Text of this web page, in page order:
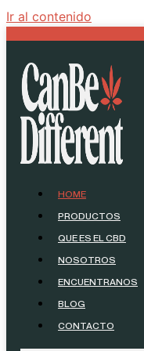
Ir al contenido
HOME
PRODUCTOS
QUE ES EL CBD
NOSOTROS
ENCUENTRANOS
BLOG
CONTACTO